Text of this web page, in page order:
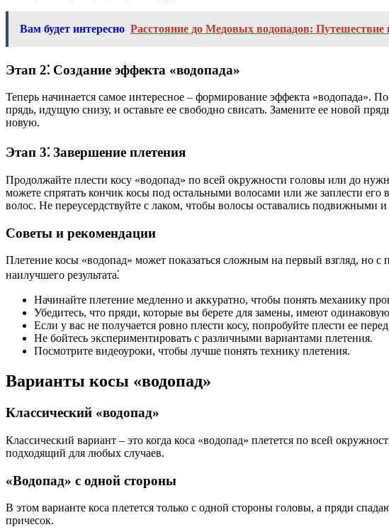
Вам будет интересно Расстояние до Медовых водопадов: Путешествие
Этап 2⁚ Создание эффекта «водопада»
Теперь начинается самое интересное – формирование эффекта
прядь, идущую снизу, и оставьте ее свободно свисать. Замените ее новой
новую.
Этап 3⁚ Завершение плетения
Продолжайте плести косу «водопад» по всей окружности головы или до
можете спрятать кончик косы под остальными волосами или же заплести
волос. Не переусердствуйте с лаком, чтобы волосы оставались подвижными
Советы и рекомендации
Плетение косы «водопад» может показаться сложным на первый взгляд, но с
наилучшего результата⁚
Начинайте плетение медленно и аккуратно, чтобы понять механику
Убедитесь, что пряди, которые вы берете для замены, имеют
Если у вас не получается ровно плести косу, попробуйте плести ее
Не бойтесь экспериментировать с различными вариантами плетения.
Посмотрите видеоуроки, чтобы лучше понять технику плетения.
Варианты косы «водопад»
Классический «водопад»
Классический вариант – это когда коса «водопад» плетется по всей
подходящий для любых случаев.
«Водопад» с одной стороны
В этом варианте коса плетется только с одной стороны головы, а пряди
причесок.